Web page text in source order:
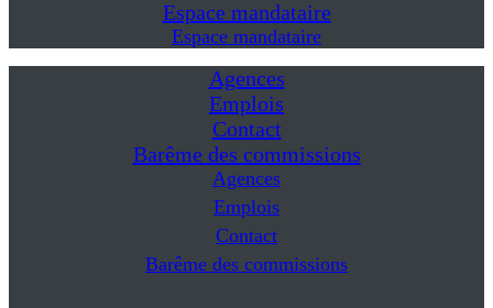
Espace mandataire
Espace mandataire
Agences
Emplois
Contact
Barême des commissions
Agences
Emplois
Contact
Barême des commissions